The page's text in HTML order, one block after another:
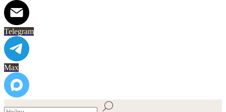
Telegram
Max